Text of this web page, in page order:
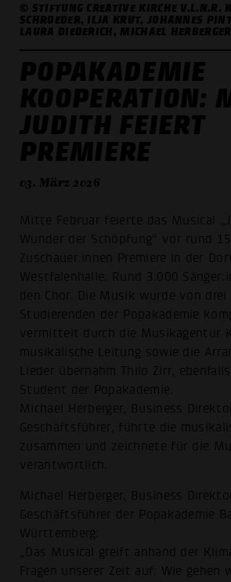
© STIFTUNG CREATIVE KIRCHE V.L.N.R.
SCHROEDER, ILJA KRUT, JOHANNES
LAURA DIEDERICH, MICHAEL HERBERGER
POPAKADEMIE
KOOPERATION:
JUDITH FEIERT
PREMIERE
03. März 2026
Mitte Februar feierte das Musical
Wunder der Schöpfung“ vor rund
Zuschauer:innen Premiere in der
Westfalenhalle. Rund 3.000
den Chor. Die Musik wurde von drei
Studierenden der Popakademie
vermittelt durch die Musikagentur
musikalische Leitung sowie die
Lieder übernahm Thilo Zirr,
Student der Popakademie.
Michael Herberger, Business
Geschäftsführer, führte die
zusammen und zeichnete für die
verantwortlich.
Michael Herberger, Business
Geschäftsführer der Popakademie
Württemberg:
„Das Musical greift anhand der
Fragen unserer Zeit auf: Wie gehen